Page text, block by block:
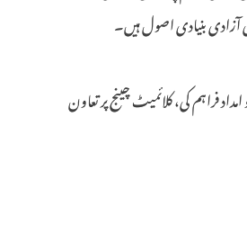
آزادی بنیادی اصول ہیں۔
ارب یورو امداد فراہم کی، کلائمیٹ چینج پر تعاون